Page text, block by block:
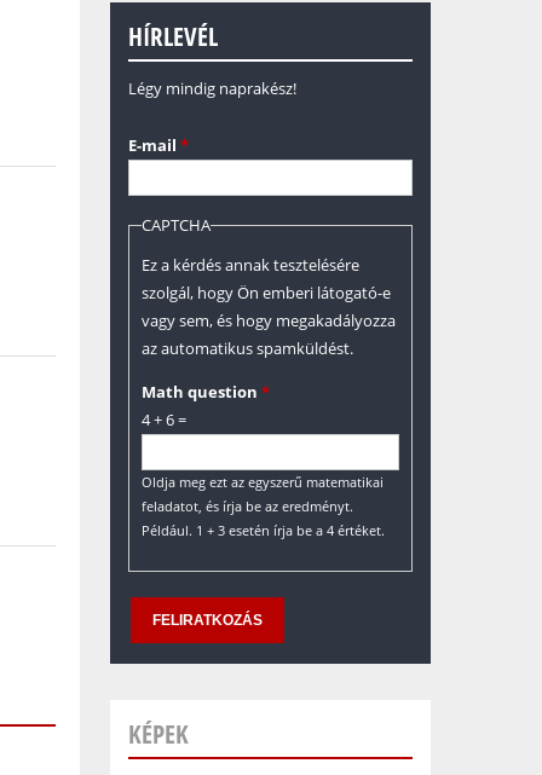
HÍRLEVÉL
Légy mindig naprakész!
E-mail *
CAPTCHA
Ez a kérdés annak tesztelésére
szolgál, hogy Ön emberi látogató-e
vagy sem, és hogy megakadályozza
az automatikus spamküldést.
Math question *
4 + 6 =
Oldja meg ezt az egyszerű matematikai
feladatot, és írja be az eredményt.
Például. 1 + 3 esetén írja be a 4 értéket.
KÉPEK